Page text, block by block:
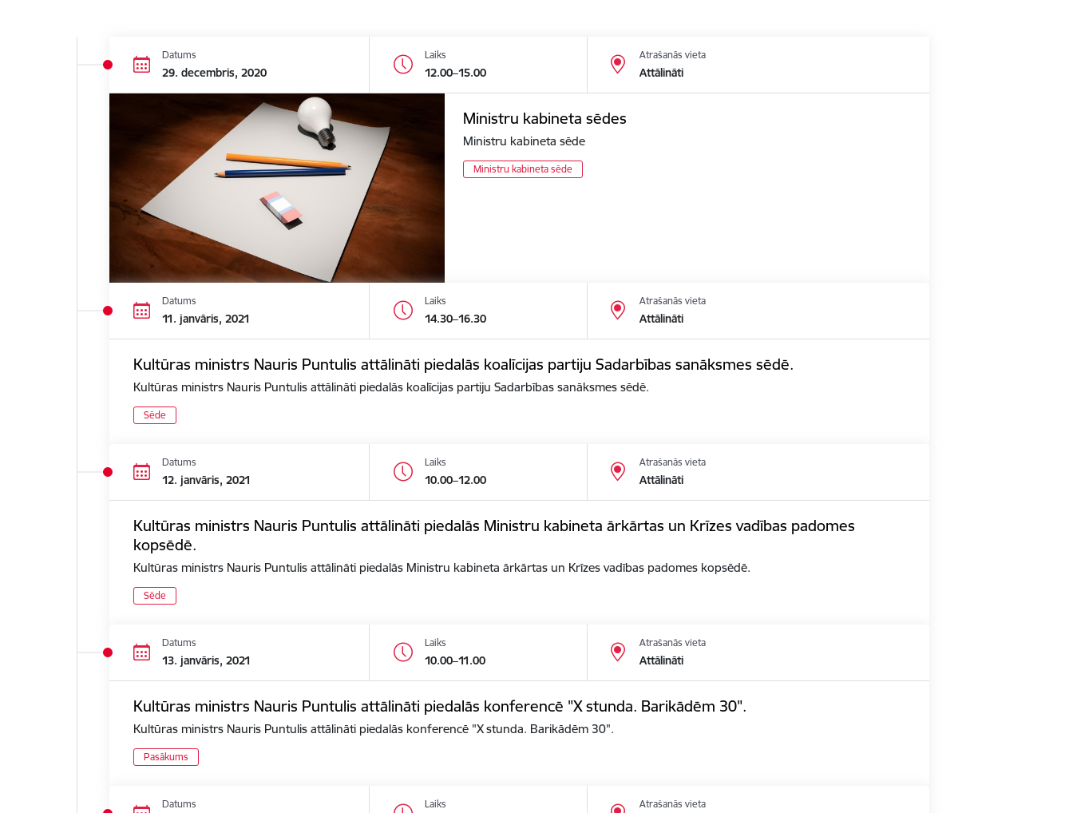
Datums
29. decembris, 2020
Laiks
12.00–15.00
Atrašanās vieta
Attālināti
Ministru kabineta sēdes
Ministru kabineta sēde
Ministru kabineta sēde
Datums
11. janvāris, 2021
Laiks
14.30–16.30
Atrašanās vieta
Attālināti
Kultūras ministrs Nauris Puntulis attālināti piedalās koalīcijas partiju Sadarbības sanāksmes sēdē.
Kultūras ministrs Nauris Puntulis attālināti piedalās koalīcijas partiju Sadarbības sanāksmes sēdē.
Sēde
Datums
12. janvāris, 2021
Laiks
10.00–12.00
Atrašanās vieta
Attālināti
Kultūras ministrs Nauris Puntulis attālināti piedalās Ministru kabineta ārkārtas un Krīzes vadības padomes
kopsēdē.
Kultūras ministrs Nauris Puntulis attālināti piedalās Ministru kabineta ārkārtas un Krīzes vadības padomes kopsēdē.
Sēde
Datums
13. janvāris, 2021
Laiks
10.00–11.00
Atrašanās vieta
Attālināti
Kultūras ministrs Nauris Puntulis attālināti piedalās konferencē "X stunda. Barikādēm 30".
Kultūras ministrs Nauris Puntulis attālināti piedalās konferencē "X stunda. Barikādēm 30".
Pasākums
Datums Laiks Atrašanās vieta